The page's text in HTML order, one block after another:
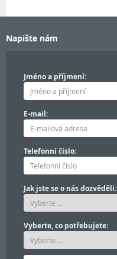
Napište nám
Jméno a příjmení:
E-mail:
Telefonní číslo:
Jak jste se o nás dozvěděli:
Vyberte, co potřebujete: